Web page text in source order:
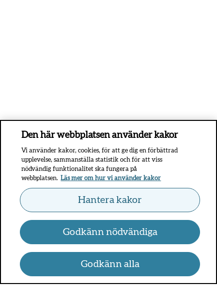
Den här webbplatsen använder kakor
Vi använder kakor, cookies, för att ge dig en förbättrad
upplevelse, sammanställa statistik och för att viss
nödvändig funktionalitet ska fungera på
webbplatsen. Läs mer om hur vi använder kakor
Hantera kakor
Godkänn nödvändiga
Godkänn alla